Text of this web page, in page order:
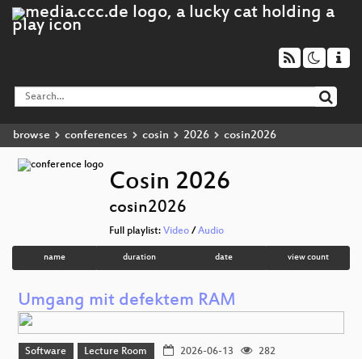
browse conferences cosin 2026 cosin2026
Cosin 2026
cosin2026
Full playlist: Video / Audio
name duration date view count
Umgang mit defektem RAM
Software Lecture Room 2026-06-13
282